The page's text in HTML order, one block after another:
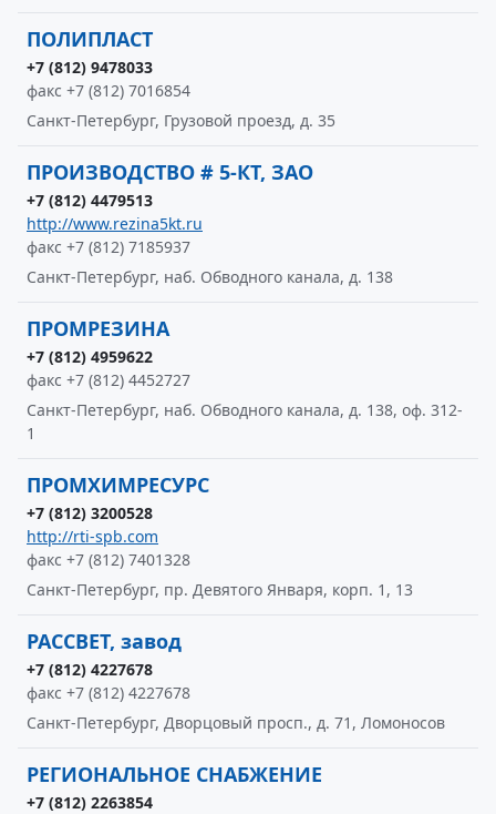
ПОЛИПЛАСТ
+7 (812) 9478033
факс +7 (812) 7016854
Санкт-Петербург, Грузовой проезд, д. 35
ПРОИЗВОДСТВО # 5-КТ, ЗАО
+7 (812) 4479513
http://www.rezina5kt.ru
факс +7 (812) 7185937
Санкт-Петербург, наб. Обводного канала, д. 138
ПРОМРЕЗИНА
+7 (812) 4959622
факс +7 (812) 4452727
Санкт-Петербург, наб. Обводного канала, д. 138, оф. 312-
1
ПРОМХИМРЕСУРС
+7 (812) 3200528
http://rti-spb.com
факс +7 (812) 7401328
Санкт-Петербург, пр. Девятого Января, корп. 1, 13
РАССВЕТ, завод
+7 (812) 4227678
факс +7 (812) 4227678
Санкт-Петербург, Дворцовый просп., д. 71, Ломоносов
РЕГИОНАЛЬНОЕ СНАБЖЕНИЕ
+7 (812) 2263854